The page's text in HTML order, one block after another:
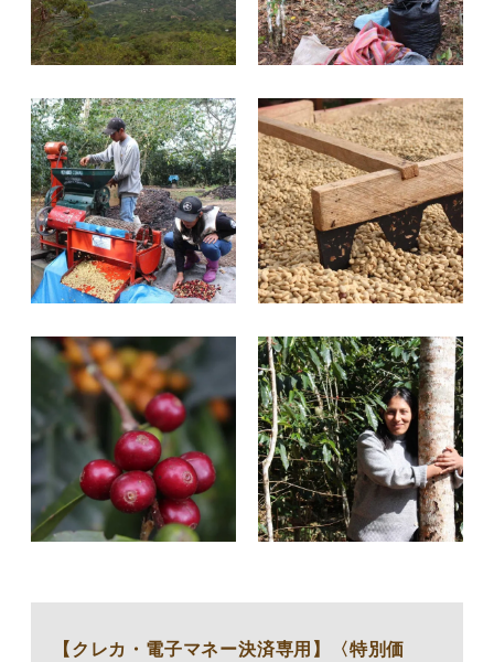
【クレカ・電子マネー決済専用】〈特別価